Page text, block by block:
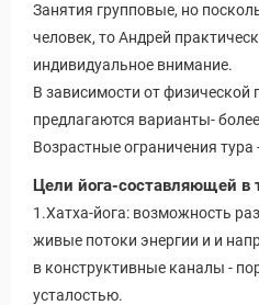
Занятия групповые, но
человек, то Андрей
индивидуальное внимание.
В зависимости от физической
предлагаются варианты-
Возрастные ограничения тура
Цели йога-составляющей в
1.Хатха-йога: возможность
живые потоки энергии и и
в конструктивные каналы -
усталостью.